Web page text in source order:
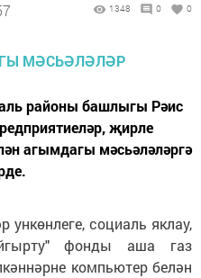
1348 0 0
районы башлыгы Рәис
җирле
агымдагы мәсьәләләргә
социаль яклау,
фонды аша газ
компьютер белән